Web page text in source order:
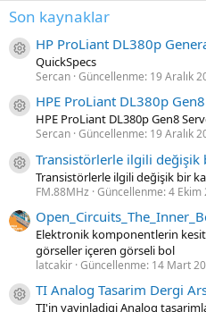
Son kaynaklar
Kaynak ikon/amblem
HP ProLiant DL380p
QuickSpecs
Sercan Güncellenme: 19 Aralık
Kaynak ikon/amblem
HPE ProLiant DL380p
HPE ProLiant DL380p Gen8
Sercan Güncellenme: 19 Aralık
Kaynak ikon/amblem
Transistörlerle ilgili değişik
Transistörlerle ilgili değişik bir
FM.88MHz Güncellenme:4 Ekim
Elektronik komponentlerin
görseller içeren görseli bol
latcakir Güncellenme: 14 Mart
Kaynak ikon/amblem
TI Analog Tasarim Dergi
TI'in yayinladigi Analog